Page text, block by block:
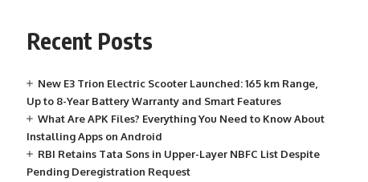
Recent Posts
New E3 Trion Electric Scooter Launched: 165 km Range,
Up to 8-Year Battery Warranty and Smart Features
What Are APK Files? Everything You Need to Know About
Installing Apps on Android
RBI Retains Tata Sons in Upper-Layer NBFC List Despite
Pending Deregistration Request